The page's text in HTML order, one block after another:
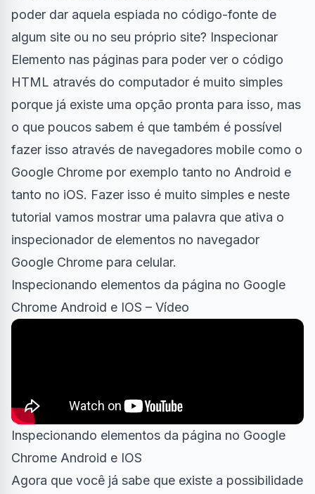
poder dar aquela espiada no código-fonte de
algum site ou no seu próprio site? Inspecionar
Elemento nas páginas para poder ver o código
HTML através do computador é muito simples
porque já existe uma opção pronta para isso, mas
o que poucos sabem é que também é possível
fazer isso através de navegadores mobile como o
Google Chrome por exemplo tanto no Android e
tanto no iOS. Fazer isso é muito simples e neste
tutorial vamos mostrar uma palavra que ativa o
inspecionador de elementos no navegador
Google Chrome para celular.
Inspecionando elementos da página no Google
Chrome Android e IOS – Vídeo
Inspecionando elementos da página no Google
Chrome Android e IOS
Agora que você já sabe que existe a possibilidade